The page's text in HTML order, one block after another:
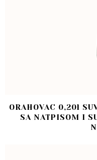
ORAHOVAC 0,20l
SA NATPISOM I